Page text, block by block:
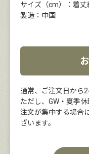
サイズ（cm）：着
製造：中国
通常、ご注文日から
ただし、GW・夏季
注文が集中する場合
ざいます。